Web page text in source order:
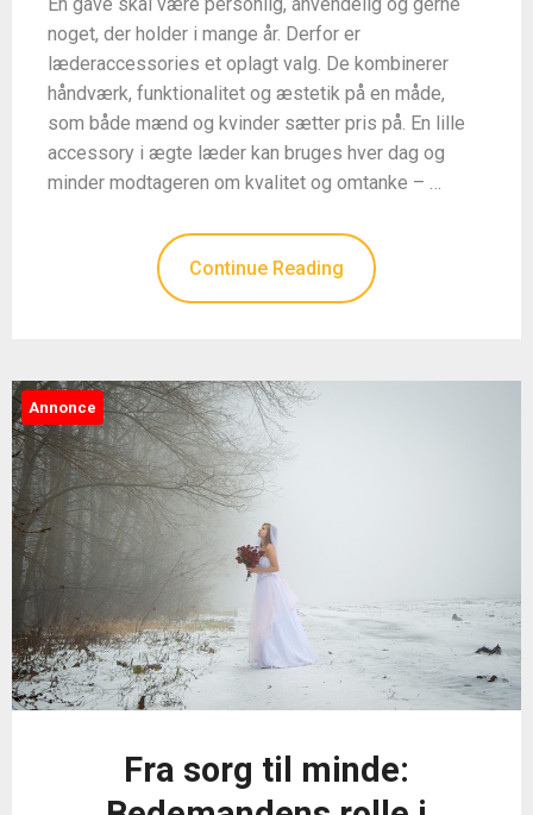
noget, der holder i mange år. Derfor er
læderaccessories et oplagt valg. De kombinerer
håndværk, funktionalitet og æstetik på en måde,
som både mænd og kvinder sætter pris på. En lille
accessory i ægte læder kan bruges hver dag og
minder modtageren om kvalitet og omtanke – …
Continue Reading
Annonce
Fra sorg til minde: